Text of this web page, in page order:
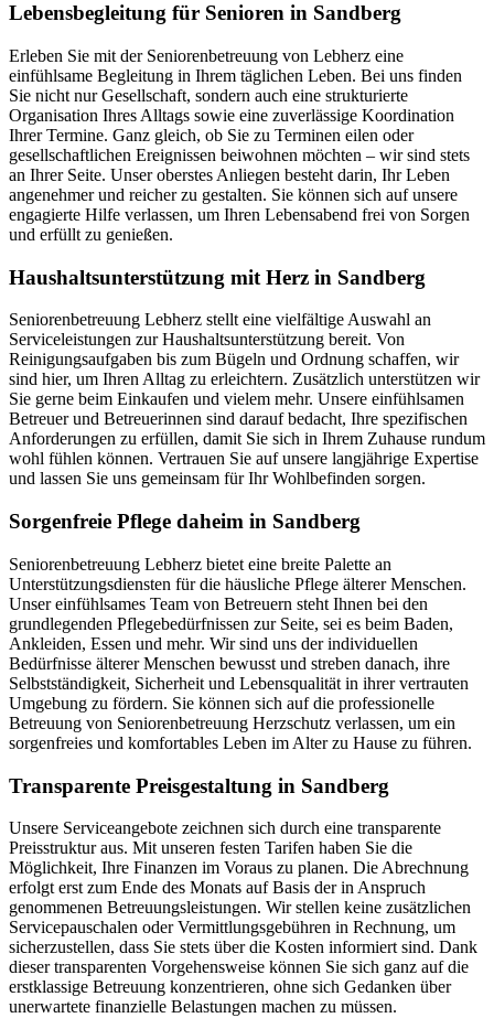
Lebensbegleitung für Senioren in Sandberg
Erleben Sie mit der Seniorenbetreuung von Lebherz eine
einfühlsame Begleitung in Ihrem täglichen Leben. Bei uns finden
Sie nicht nur Gesellschaft, sondern auch eine strukturierte
Organisation Ihres Alltags sowie eine zuverlässige Koordination
Ihrer Termine. Ganz gleich, ob Sie zu Terminen eilen oder
gesellschaftlichen Ereignissen beiwohnen möchten – wir sind stets
an Ihrer Seite. Unser oberstes Anliegen besteht darin, Ihr Leben
angenehmer und reicher zu gestalten. Sie können sich auf unsere
engagierte Hilfe verlassen, um Ihren Lebensabend frei von Sorgen
und erfüllt zu genießen.
Haushalts­unterstützung mit Herz in Sandberg
Seniorenbetreuung Lebherz stellt eine vielfältige Auswahl an
Serviceleistungen zur Haushaltsunterstützung bereit. Von
Reinigungsaufgaben bis zum Bügeln und Ordnung schaffen, wir
sind hier, um Ihren Alltag zu erleichtern. Zusätzlich unterstützen wir
Sie gerne beim Einkaufen und vielem mehr. Unsere einfühlsamen
Betreuer und Betreuerinnen sind darauf bedacht, Ihre spezifischen
Anforderungen zu erfüllen, damit Sie sich in Ihrem Zuhause rundum
wohl fühlen können. Vertrauen Sie auf unsere langjährige Expertise
und lassen Sie uns gemeinsam für Ihr Wohlbefinden sorgen.
Sorgenfreie Pflege daheim in Sandberg
Seniorenbetreuung Lebherz bietet eine breite Palette an
Unterstützungsdiensten für die häusliche Pflege älterer Menschen.
Unser einfühlsames Team von Betreuern steht Ihnen bei den
grundlegenden Pflegebedürfnissen zur Seite, sei es beim Baden,
Ankleiden, Essen und mehr. Wir sind uns der individuellen
Bedürfnisse älterer Menschen bewusst und streben danach, ihre
Selbstständigkeit, Sicherheit und Lebensqualität in ihrer vertrauten
Umgebung zu fördern. Sie können sich auf die professionelle
Betreuung von Seniorenbetreuung Herzschutz verlassen, um ein
sorgenfreies und komfortables Leben im Alter zu Hause zu führen.
Transparente Preisgestaltung in Sandberg
Unsere Serviceangebote zeichnen sich durch eine transparente
Preisstruktur aus. Mit unseren festen Tarifen haben Sie die
Möglichkeit, Ihre Finanzen im Voraus zu planen. Die Abrechnung
erfolgt erst zum Ende des Monats auf Basis der in Anspruch
genommenen Betreuungsleistungen. Wir stellen keine zusätzlichen
Servicepauschalen oder Vermittlungsgebühren in Rechnung, um
sicherzustellen, dass Sie stets über die Kosten informiert sind. Dank
dieser transparenten Vorgehensweise können Sie sich ganz auf die
erstklassige Betreuung konzentrieren, ohne sich Gedanken über
unerwartete finanzielle Belastungen machen zu müssen.